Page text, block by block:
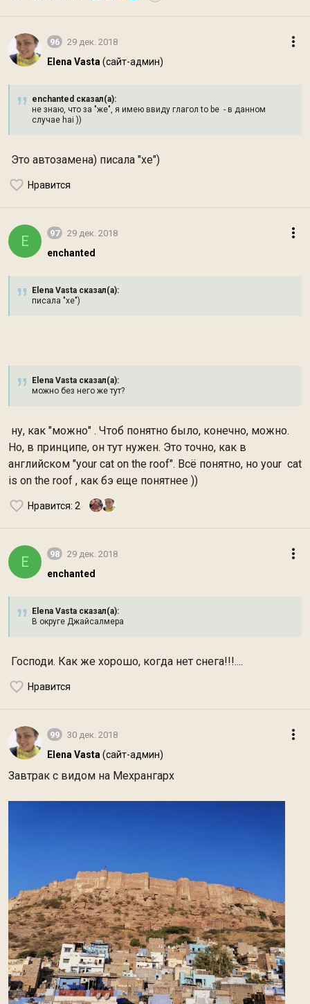
96 29 дек. 2018
Elena Vasta (сайт-админ)
enchanted сказал(а):
не знаю, что за "же", я имею ввиду глагол to be - в данном
случае hai ))
Это автозамена) писала "хе")
Нравится
E 97 29 дек. 2018
enchanted
Elena Vasta сказал(а):
писала "хе")
Elena Vasta сказал(а):
можно без него же тут?
ну, как "можно" . Чтоб понятно было, конечно, можно.
Но, в принципе, он тут нужен. Это точно, как в
английском "your cat on the roof". Всё понятно, но your cat
is on the roof , как бэ еще понятнее ))
Нравится: 2
E 98 29 дек. 2018
enchanted
Elena Vasta сказал(а):
В округе Джайсалмера
Господи. Как же хорошо, когда нет снега!!!....
Нравится
99 30 дек. 2018
Elena Vasta (сайт-админ)
Завтрак с видом на Мехрангарх